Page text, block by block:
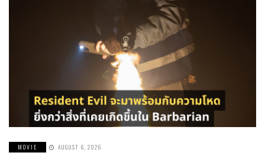
MOVIE AUGUST 6, 2026